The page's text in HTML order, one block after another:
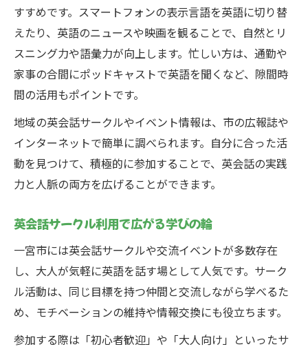
すすめです。スマートフォンの表示言語を英語に切り替
えたり、英語のニュースや映画を観ることで、自然とリ
スニング力や語彙力が向上します。忙しい方は、通勤や
家事の合間にポッドキャストで英語を聞くなど、隙間時
間の活用もポイントです。
地域の英会話サークルやイベント情報は、市の広報誌や
インターネットで簡単に調べられます。自分に合った活
動を見つけて、積極的に参加することで、英会話の実践
力と人脈の両方を広げることができます。
英会話サークル利用で広がる学びの輪
一宮市には英会話サークルや交流イベントが多数存在
し、大人が気軽に英語を話す場として人気です。サーク
ル活動は、同じ目標を持つ仲間と交流しながら学べるた
め、モチベーションの維持や情報交換にも役立ちます。
参加する際は「初心者歓迎」や「大人向け」といったサ